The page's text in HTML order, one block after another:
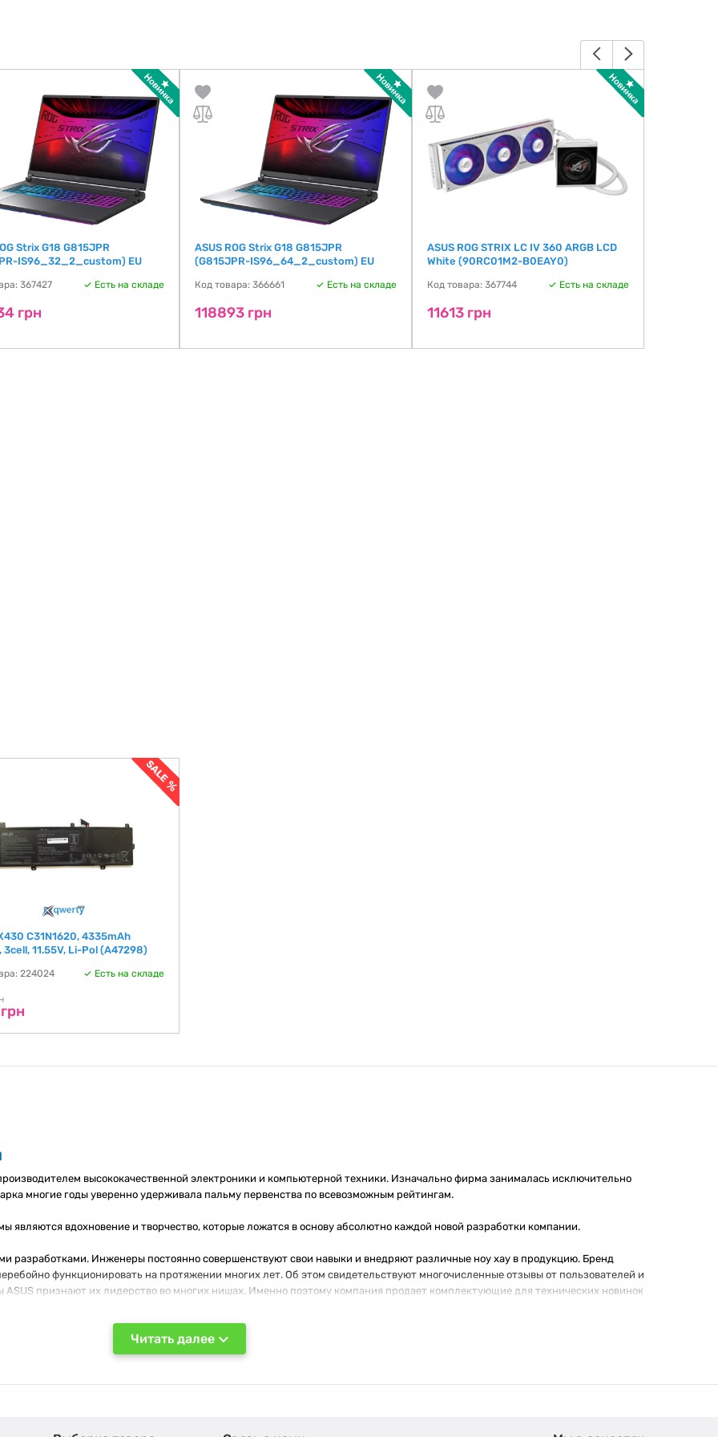
Strix G18 G815JPR
IS96_32_2_custom) EU
367427 Есть на складе
грн
ASUS ROG Strix G18 G815JPR
(G815JPR-IS96_64_2_custom) EU
Код товара: 366661 Есть на складе
118893 грн
ASUS ROG STRIX LC IV 360 ARGB LCD
White (90RC01M2-B0EAY0)
Код товара: 367744 Есть на складе
11613 грн
C31N1620, 4335mAh
3cell, 11.55V, Li-Pol (A47298)
224024 Есть на складе
высококачественной электроники и компьютерной техники. Изначально фирма занималась исключительно
многие годы уверенно удерживала пальму первенства по всевозможным рейтингам.
вдохновение и творчество, которые ложатся в основу абсолютно каждой новой разработки компании.
разработками. Инженеры постоянно совершенствуют свои навыки и внедряют различные ноу хау в продукцию. Бренд
функционировать на протяжении многих лет. Об этом свидетельствуют многочисленные отзывы от пользователей и
признают их лидерство во многих нишах. Именно поэтому компания продает комплектующие для технических новинок
Читать далее